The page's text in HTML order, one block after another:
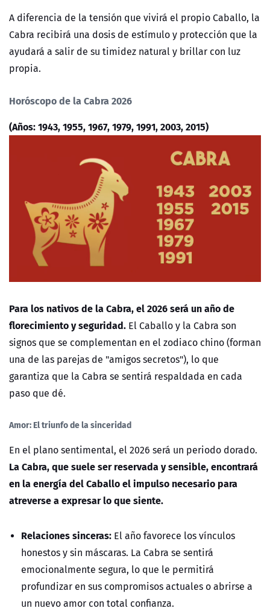
A diferencia de la tensión que vivirá el propio Caballo, la
Cabra recibirá una dosis de estímulo y protección que la
ayudará a salir de su timidez natural y brillar con luz
propia.
Horóscopo de la Cabra 2026
(Años: 1943, 1955, 1967, 1979, 1991, 2003, 2015)
Para los nativos de la Cabra, el 2026 será un año de
florecimiento y seguridad. El Caballo y la Cabra son
signos que se complementan en el zodiaco chino (forman
una de las parejas de "amigos secretos"), lo que
garantiza que la Cabra se sentirá respaldada en cada
paso que dé.
Amor: El triunfo de la sinceridad
En el plano sentimental, el 2026 será un periodo dorado.
La Cabra, que suele ser reservada y sensible, encontrará
en la energía del Caballo el impulso necesario para
atreverse a expresar lo que siente.
Relaciones sinceras: El año favorece los vínculos
honestos y sin máscaras. La Cabra se sentirá
emocionalmente segura, lo que le permitirá
profundizar en sus compromisos actuales o abrirse a
un nuevo amor con total confianza.